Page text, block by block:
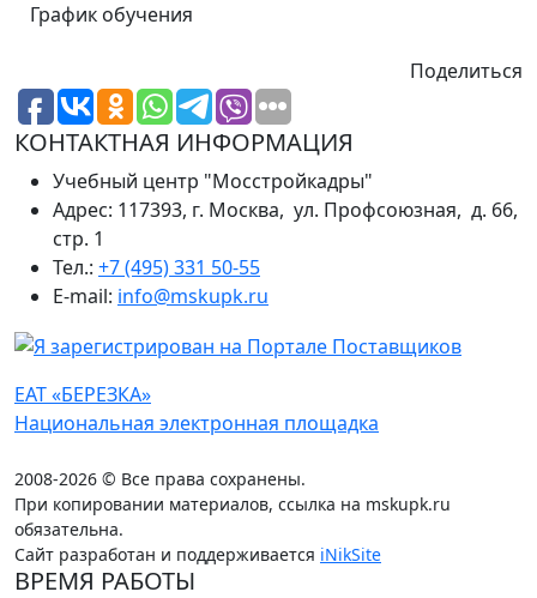
График обучения
Поделиться
КОНТАКТНАЯ ИНФОРМАЦИЯ
Учебный центр "Мосстройкадры"
Адрес: 117393, г. Москва, ул. Профсоюзная, д. 66,
стр. 1
Тел.: +7 (495) 331 50-55
E-mail: info@mskupk.ru
ЕАТ «БЕРЕЗКА»
Национальная электронная площадка
2008-2026 © Все права сохранены.
При копировании материалов, ссылка на mskupk.ru
обязательна.
Сайт разработан и поддерживается iNikSite
ВРЕМЯ РАБОТЫ